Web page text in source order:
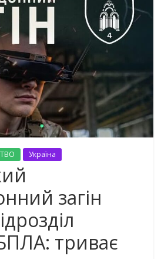
Україна
загін
триває